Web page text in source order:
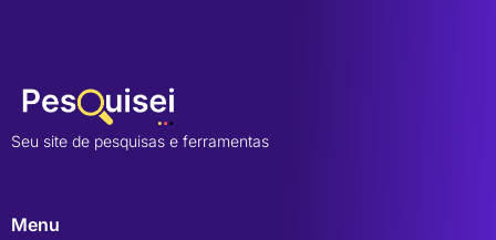
Seu site de pesquisas e ferramentas
Menu